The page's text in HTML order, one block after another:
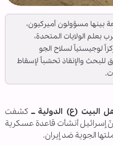
مسؤولون أميركيون،
بعلم الولايات المتحدة،
لسلاح الجو
للبحث والإنقاذ تحسّباً لإسقاط
البيت (ع) الدولية ــكشفت
إسرائيل أنشأت قاعدة عسكرية
الجوية ضد إيران.